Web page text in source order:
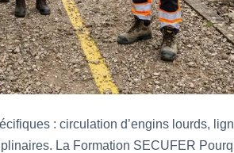
: circulation d’engins lourds,
La Formation SECUFER